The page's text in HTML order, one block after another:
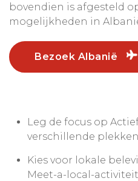
bovendien is afgesteld
mogelijkheden in
Bezoek Albanië
Leg de focus op
verschillende
Kies voor lokale
Meet-a-local-